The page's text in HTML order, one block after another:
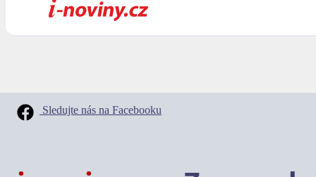
Sledujte nás na Facebooku